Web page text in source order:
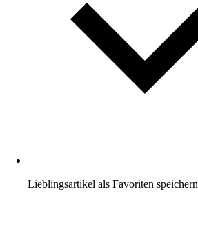
Lieblingsartikel als Favoriten speichern